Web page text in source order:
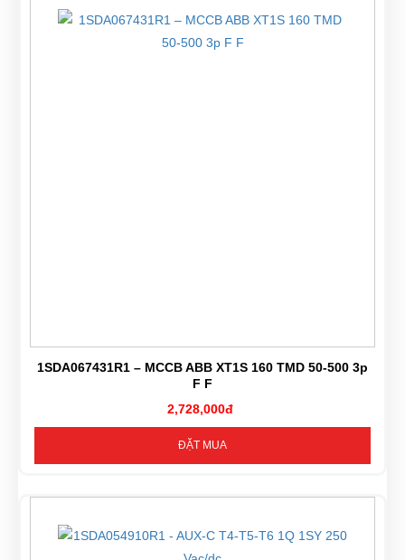
1SDA067431R1 – MCCB ABB XT1S 160 TMD 50-500 3p
F F
2,728,000đ
ĐẶT MUA